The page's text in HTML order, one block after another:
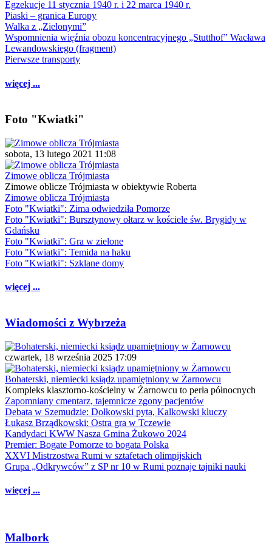
Egzekucje 11 stycznia 1940 r. i 22 marca 1940 r.
Piaski – granica Europy
Walka z „Zielonymi”
Wspomnienia więźnia obozu koncentracyjnego „Stutthof” Wacława
Lewandowskiego (fragment)
Pierwsze transporty
więcej ...
Foto "Kwiatki"
sobota, 13 lutego 2021 11:08
Zimowe oblicza Trójmiasta
Zimowe oblicze Trójmiasta w obiektywie Roberta
Zimowe oblicza Trójmiasta
Foto "Kwiatki": Zima odwiedziła Pomorze
Foto "Kwiatki": Bursztynowy ołtarz w kościele św. Brygidy w
Gdańsku
Foto "Kwiatki": Gra w zielone
Foto "Kwiatki": Temida na haku
Foto "Kwiatki": Szklane domy
więcej ...
Wiadomości z Wybrzeża
czwartek, 18 września 2025 17:09
Bohaterski, niemiecki ksiądz upamiętniony w Żarnowcu
Kompleks klasztorno-kościelny w Żarnowcu to perła północnych
Zapomniany cmentarz, tajemnicze zgony pacjentów
Debata w Szemudzie: Dołkowski pyta, Kalkowski kluczy
Łukasz Brządkowski: Ostra gra w Tczewie
Kandydaci KWW Nasza Gmina Żukowo 2024
Premier: Bogate Pomorze to bogata Polska
XXVI Mistrzostwa Rumi w sztafetach olimpijskich
Grupa „Odkrywców” z SP nr 10 w Rumi poznaje tajniki nauki
więcej ...
Malbork